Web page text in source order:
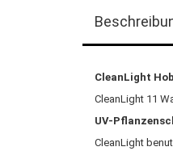
CleanLight
CleanLight 11
UV-
CleanLight